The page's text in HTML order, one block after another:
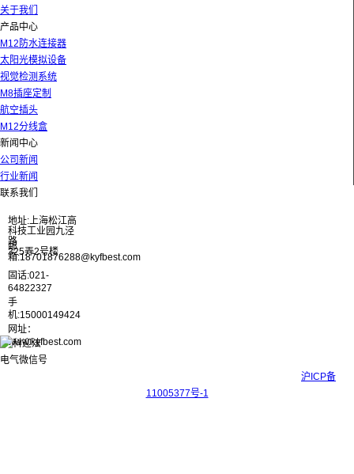
关于我们
产品中心
M12防水连接器
太阳光模拟设备
视觉检测系统
M8插座定制
航空插头
M12分线盒
新闻中心
公司新闻
行业新闻
联系我们
地址:上海松江高
科技工业园九泾
路
325弄2号楼
邮
箱:18701876288@kyfbest.com
固话:021-
64822327
手
机:15000149424
网址：
www.kyfbest.com
沪ICP备
11005377号-1